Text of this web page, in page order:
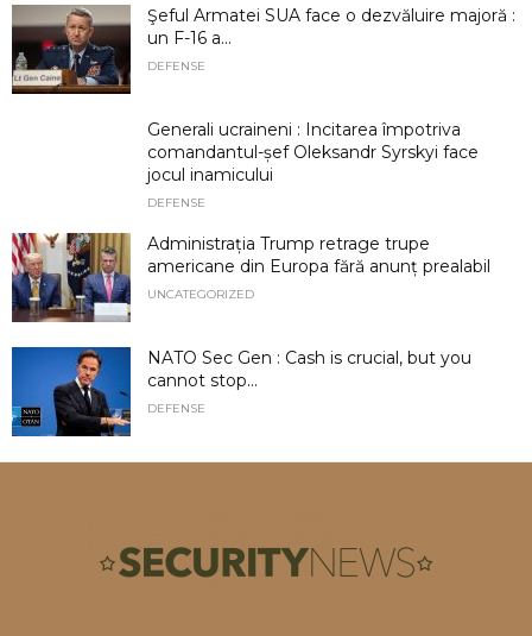
Şeful Armatei SUA face o dezvăluire majoră :
un F-16 a...
DEFENSE
Generali ucraineni : Incitarea împotriva
comandantul-șef Oleksandr Syrskyi face
jocul inamicului
DEFENSE
Administrația Trump retrage trupe
americane din Europa fără anunț prealabil
UNCATEGORIZED
NATO Sec Gen : Cash is crucial, but you
cannot stop...
DEFENSE